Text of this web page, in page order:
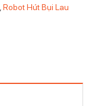
Robot Hút Bụi Lau